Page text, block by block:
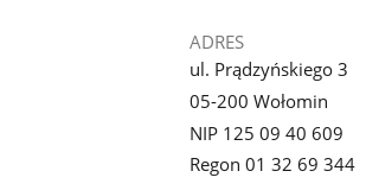
ADRES
ul. Prądzyńskiego 3
05-200 Wołomin
NIP 125 09 40 609
Regon 01 32 69 344